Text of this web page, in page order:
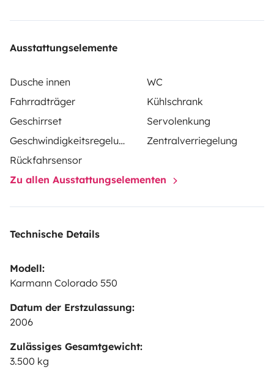
Ausstattungselemente
Dusche innen
WC
Fahrradträger
Kühlschrank
Geschirrset
Servolenkung
Geschwindigkeitsregelung
Zentralverriegelung
Rückfahrsensor
Zu allen Ausstattungselementen
Technische Details
Modell:
Karmann Colorado 550
Datum der Erstzulassung:
2006
Zulässiges Gesamtgewicht:
3.500 kg